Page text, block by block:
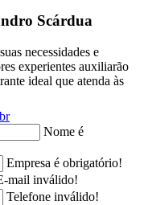
Scárdua
necessidades e
experientes auxiliarão
ideal que atenda às
Nome é
Empresa é obrigatório!
mail inválido!
Telefone inválido!